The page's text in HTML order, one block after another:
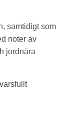
samtidigt som
noter av
jordnära